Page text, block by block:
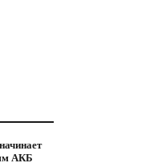
АКБ